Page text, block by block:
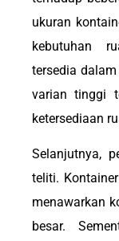
ukuran
kebutuhan
tersedia
varian tinggi
ketersediaan
Selanjutnya,
teliti.
menawarkan
besar.